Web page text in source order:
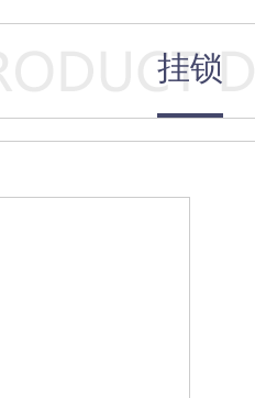
挂锁